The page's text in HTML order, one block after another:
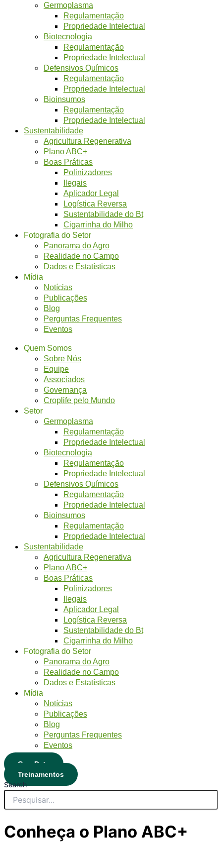
Germoplasma
Regulamentação
Propriedade Intelectual
Biotecnologia
Regulamentação
Propriedade Intelectual
Defensivos Químicos
Regulamentação
Propriedade Intelectual
Bioinsumos
Regulamentação
Propriedade Intelectual
Sustentabilidade
Agricultura Regenerativa
Plano ABC+
Boas Práticas
Polinizadores
Ilegais
Aplicador Legal
Logística Reversa
Sustentabilidade do Bt
Cigarrinha do Milho
Fotografia do Setor
Panorama do Agro
Realidade no Campo
Dados e Estatísticas
Mídia
Notícias
Publicações
Blog
Perguntas Frequentes
Eventos
Quem Somos
Sobre Nós
Equipe
Associados
Governança
Croplife pelo Mundo
Setor
Germoplasma
Regulamentação
Propriedade Intelectual
Biotecnologia
Regulamentação
Propriedade Intelectual
Defensivos Químicos
Regulamentação
Propriedade Intelectual
Bioinsumos
Regulamentação
Propriedade Intelectual
Sustentabilidade
Agricultura Regenerativa
Plano ABC+
Boas Práticas
Polinizadores
Ilegais
Aplicador Legal
Logística Reversa
Sustentabilidade do Bt
Cigarrinha do Milho
Fotografia do Setor
Panorama do Agro
Realidade no Campo
Dados e Estatísticas
Mídia
Notícias
Publicações
Blog
Perguntas Frequentes
Eventos
CropData
Treinamentos
Search
Conheça o Plano ABC+